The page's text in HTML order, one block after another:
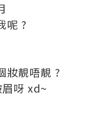
呢 ?
妝靚唔靚 ?
呀 xd~